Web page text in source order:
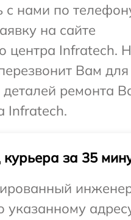
с нами по
на сайте
центра Infratech.
Вам для
деталей ремонта
Infratech.
за 35
указанному